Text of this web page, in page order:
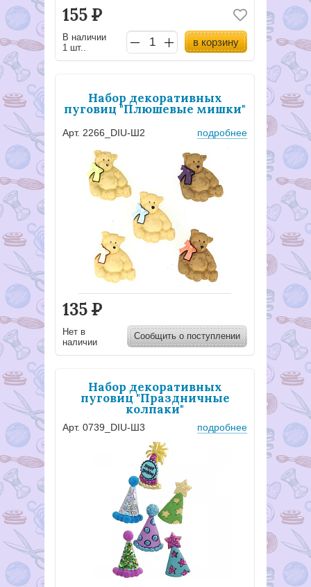
155Р
В наличии
1 шт..
в корзину
Набор декоративных
пуговиц "Плюшевые мишки"
Арт. 2266_DIU-Ш2 подробнее
135Р
Нет в
наличии
Сообщить о поступлении
Набор декоративных
пуговиц "Праздничные
колпаки"
Арт. 0739_DIU-Ш3 подробнее